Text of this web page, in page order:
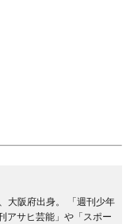
大阪府出身。 「週刊少年
アサヒ芸能」や「スポー